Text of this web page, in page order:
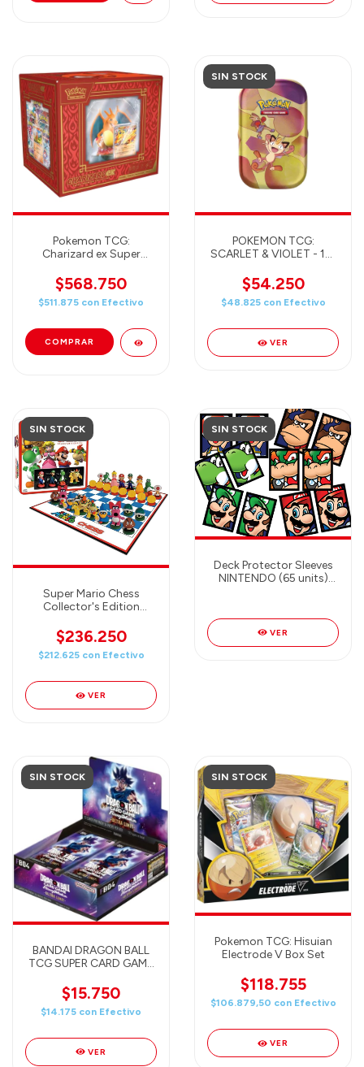
Pokemon TCG:
Charizard ex Super
$568.750
$511.875 con Efectivo
SIN STOCK
POKEMON TCG:
SCARLET & VIOLET - 151
Booster + Moneda
Energía + Art Card)
$54.250
$48.825 con Efectivo
VER
SIN STOCK
Super Mario Chess
Collector's Edition
$236.250
$212.625 con Efectivo
VER
SIN STOCK
Deck Protector Sleeves
NINTENDO (65 units)
VER
SIN STOCK
BANDAI DRAGON BALL
TCG SUPER CARD GAME
ULTRA LIMIT BOOSTER
Pack (FB04) ENGLISH
$15.750
$14.175 con Efectivo
VER
SIN STOCK
Pokemon TCG: Hisuian
Electrode V Box Set
$118.755
$106.879,50 con Efectivo
VER